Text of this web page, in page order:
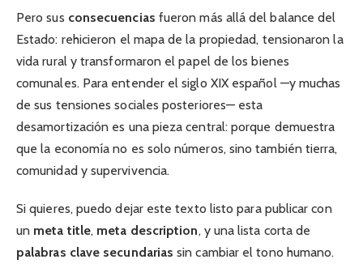
Pero sus consecuencias fueron más allá del balance del
Estado: rehicieron el mapa de la propiedad, tensionaron la
vida rural y transformaron el papel de los bienes
comunales. Para entender el siglo XIX español —y muchas
de sus tensiones sociales posteriores— esta
desamortización es una pieza central: porque demuestra
que la economía no es solo números, sino también tierra,
comunidad y supervivencia.
Si quieres, puedo dejar este texto listo para publicar con
un meta title, meta description, y una lista corta de
palabras clave secundarias sin cambiar el tono humano.